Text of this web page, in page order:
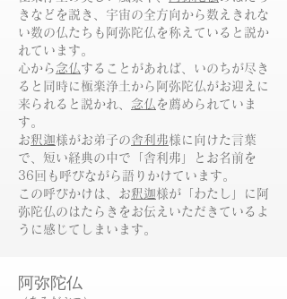
きなどを説き、宇宙の全方向から数えきれな
い数の仏たちも阿弥陀仏を称えていると説か
れています。
​心から 念仏することがあれば、いのちが尽き
ると同時に極楽浄土から阿弥陀仏がお迎えに
来られると説かれ、 念仏 を薦められていま
す。
お釈迦様がお弟子の舎利弗様に向けた言葉
で、短い経典の中で「舎利弗」とお名前を
36回も呼びながら語りかけています。
この呼びかけは、お釈迦様が「わたし」に阿
弥陀仏のはたらきをお伝えいただきているよ
うに感じてしまいます。
阿弥陀仏